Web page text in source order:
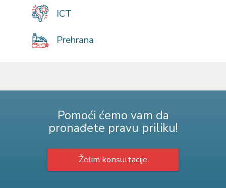
ICT
Prehrana
Pomoći ćemo vam da
pronađete pravu priliku!
Želim konsultacije